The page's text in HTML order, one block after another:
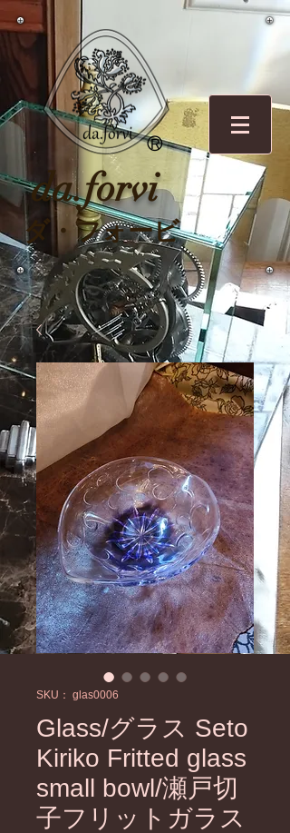
R
O
da.forvi
ダ・フォービ
SKU： glas0006
Glass/グラス Seto
Kiriko Fritted glass
small bowl/瀬戸切
子フリットガラス